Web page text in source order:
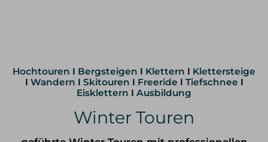
Klettern im Allgäu
Bergsteigen im Allgäu
Klettern in den Alpen
Hochtouren I Bergsteigen I Klettern I Klettersteige
I Wandern I Skitouren I Freeride I Tiefschnee I
Eisklettern I Ausbildung
Winter Touren